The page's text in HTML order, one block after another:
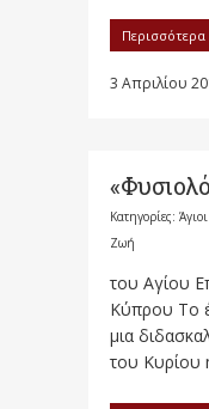
Περισσότερα
3 Απριλίου
Κατηγορίες:
Ζωή
του Αγίου
Κύπρου Το
μια
του Κυρίου